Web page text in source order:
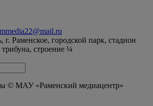
г. Раменское, городской парк, стадион
трибуна, строение ¼
© МАУ «Раменский медиацентр»